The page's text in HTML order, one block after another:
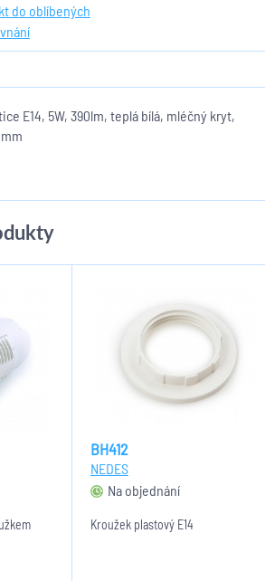
do oblíbených
E14, 5W, 390lm, teplá bílá, mléčný kryt,
BH412
NEDES
Na objednání
Kroužek plastový E14